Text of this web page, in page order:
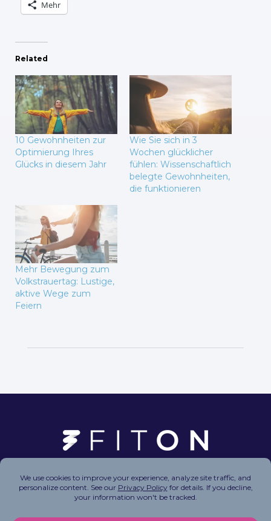
Mehr
Related
10 Gewohnheiten zur
Optimierung Ihres
Glücks in diesem Jahr
Wie Sie sich in 3
Wochen glücklicher
fühlen: Wissenschaftlich
belegte Gewohnheiten,
die funktionieren
Mehr Bewegung zum
Volkstrauertag: Lustige,
aktive Wege zum
Feiern
Copyright © 2026 FitOn Inc. All Rights Reserved.